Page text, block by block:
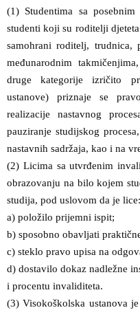
(1) Studentima sa
studenti koji su roditelji
samohrani roditelj,
međunarodnim
druge kategorije izričito
ustanove) priznaje se
realizacije nastavnog
pauziranje studijskog
nastavnih sadržaja, kao i na
(2) Licima sa utvrđenim
obrazovanju na bilo kojem
studija, pod uslovom da je lice:
a) položilo prijemni ispit;
b) sposobno obavljati
c) steklo pravo upisa na
d) dostavilo dokaz nadležne
i procentu invaliditeta.
(3) Visokoškolska ustanova